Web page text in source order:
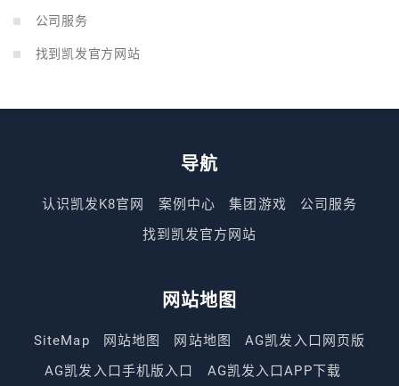
公司服务
找到凯发官方网站
导航
认识凯发K8官网 案例中心 集团游戏
公司服务
找到凯发官方网站
网站地图
SiteMap 网站地图 网站地图
AG凯发入口网页版
AG凯发入口手机版入口
AG凯发入口APP下载